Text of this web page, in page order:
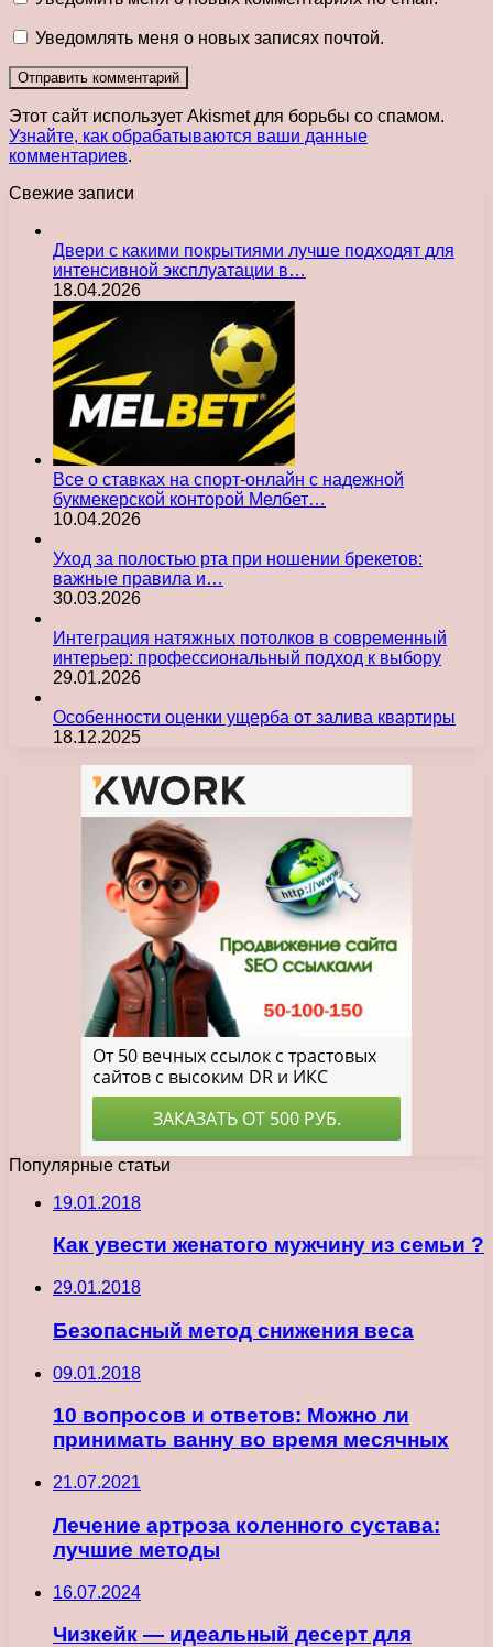
Уведомлять меня о новых записях почтой.
Этот сайт использует Akismet для борьбы со спамом.
Узнайте, как обрабатываются ваши данные
комментариев.
Свежие записи
Двери с какими покрытиями лучше подходят для
интенсивной эксплуатации в…
18.04.2026
Все о ставках на спорт-онлайн с надежной
букмекерской конторой Мелбет…
10.04.2026
Уход за полостью рта при ношении брекетов:
важные правила и…
30.03.2026
Интеграция натяжных потолков в современный
интерьер: профессиональный подход к выбору
29.01.2026
Особенности оценки ущерба от залива квартиры
18.12.2025
Популярные статьи
19.01.2018
Как увести женатого мужчину из семьи ?
29.01.2018
Безопасный метод снижения веса
09.01.2018
10 вопросов и ответов: Можно ли
принимать ванну во время месячных
21.07.2021
Лечение артроза коленного сустава:
лучшие методы
16.07.2024
Чизкейк — идеальный десерт для